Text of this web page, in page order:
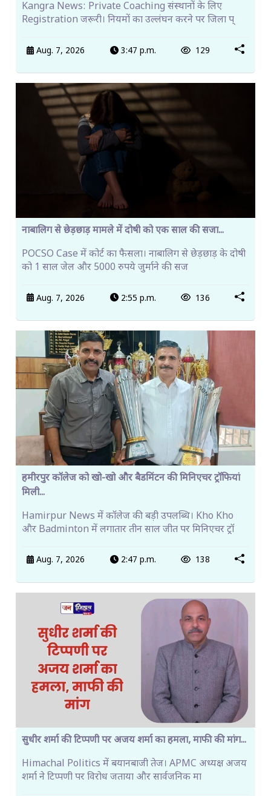
Kangra News: Private Coaching संस्थानों के लिए
Registration जरूरी। नियमों का उल्लंघन करने पर जिला प्
Aug. 7, 2026 3:47 p.m. 129
नाबालिग से छेड़छाड़ मामले में दोषी को एक साल की सजा...
POCSO Case में कोर्ट का फैसला। नाबालिग से छेड़छाड़ के दोषी
को 1 साल जेल और 5000 रुपये जुर्माने की सज
Aug. 7, 2026 2:55 p.m. 136
हमीरपुर कॉलेज को खो-खो और बैडमिंटन की मिनिएचर ट्रॉफियां
मिली...
Hamirpur News में कॉलेज की बड़ी उपलब्धि। Kho Kho
और Badminton में लगातार तीन साल जीत पर मिनिएचर ट्रॉ
Aug. 7, 2026 2:47 p.m. 138
सुधीर शर्मा की टिप्पणी पर अजय शर्मा का हमला, माफी की मांग...
Himachal Politics में बयानबाजी तेज। APMC अध्यक्ष अजय
शर्मा ने टिप्पणी पर विरोध जताया और सार्वजनिक मा